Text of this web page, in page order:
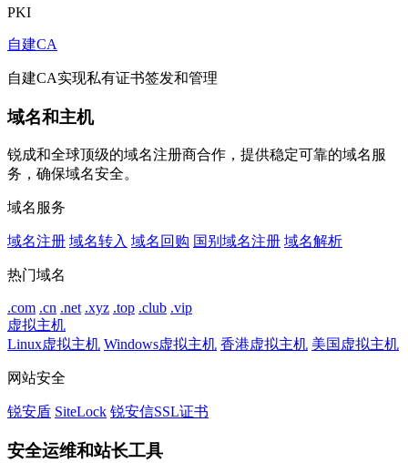
PKI
自建CA
自建CA实现私有证书签发和管理
域名和主机
锐成和全球顶级的域名注册商合作，提供稳定可靠的域名服
务，确保域名安全。
域名服务
域名注册 域名转入 域名回购 国别域名注册 域名解析
热门域名
.com .cn .net .xyz .top .club .vip
虚拟主机
Linux虚拟主机 Windows虚拟主机 香港虚拟主机 美国虚拟主机
网站安全
锐安盾 SiteLock 锐安信SSL证书
安全运维和站长工具